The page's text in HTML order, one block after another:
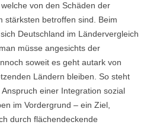
von den Schäden der
stärksten betroffen sind. Beim
Deutschland im Ländervergleich
müsse angesichts der
soweit es geht autark von
Ländern bleiben. So steht
einer Integration sozial
im Vordergrund – ein Ziel,
durch flächendeckende